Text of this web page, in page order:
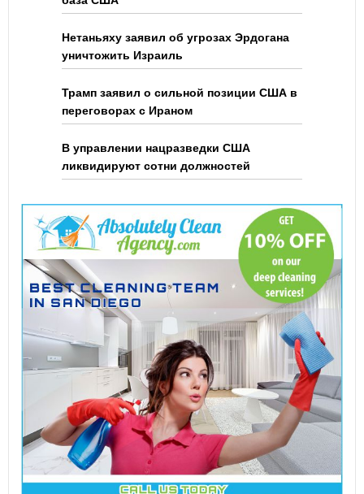
Нетаньяху заявил об угрозах Эрдогана
уничтожить Израиль
Трамп заявил о сильной позиции США в
переговорах с Ираном
В управлении нацразведки США
ликвидируют сотни должностей